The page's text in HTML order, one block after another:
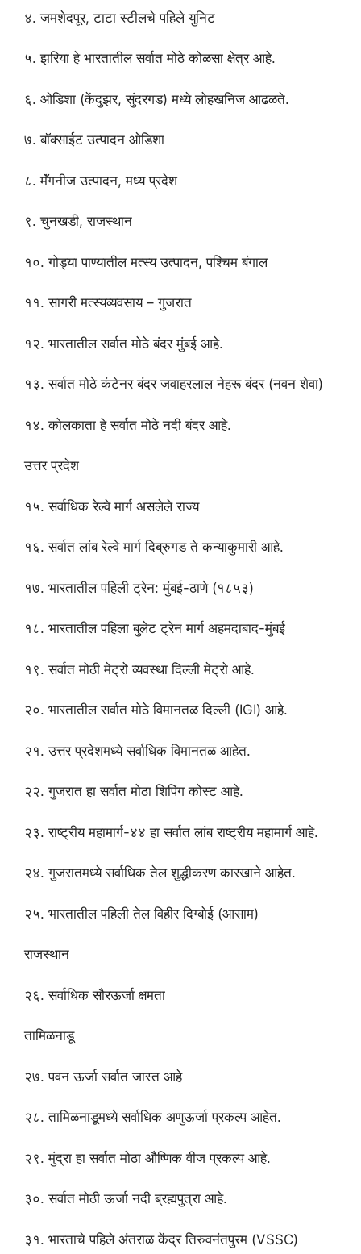
४. जमशेदपूर, टाटा स्टीलचे पहिले युनिट
५. झरिया हे भारतातील सर्वात मोठे कोळसा क्षेत्र आहे.
६. ओडिशा (केंदुझर, सुंदरगड) मध्ये लोहखनिज आढळते.
७. बॉक्साईट उत्पादन ओडिशा
८. मॅंगनीज उत्पादन, मध्य प्रदेश
९. चुनखडी, राजस्थान
१०. गोड्या पाण्यातील मत्स्य उत्पादन, पश्चिम बंगाल
११. सागरी मत्स्यव्यवसाय – गुजरात
१२. भारतातील सर्वात मोठे बंदर मुंबई आहे.
१३. सर्वात मोठे कंटेनर बंदर जवाहरलाल नेहरू बंदर (नवन शेवा)
१४. कोलकाता हे सर्वात मोठे नदी बंदर आहे.
उत्तर प्रदेश
१५. सर्वाधिक रेल्वे मार्ग असलेले राज्य
१६. सर्वात लांब रेल्वे मार्ग दिब्रुगड ते कन्याकुमारी आहे.
१७. भारतातील पहिली ट्रेन: मुंबई-ठाणे (१८५३)
१८. भारतातील पहिला बुलेट ट्रेन मार्ग अहमदाबाद-मुंबई
१९. सर्वात मोठी मेट्रो व्यवस्था दिल्ली मेट्रो आहे.
२०. भारतातील सर्वात मोठे विमानतळ दिल्ली (IGI) आहे.
२१. उत्तर प्रदेशमध्ये सर्वाधिक विमानतळ आहेत.
२२. गुजरात हा सर्वात मोठा शिपिंग कोस्ट आहे.
२३. राष्ट्रीय महामार्ग-४४ हा सर्वात लांब राष्ट्रीय महामार्ग आहे.
२४. गुजरातमध्ये सर्वाधिक तेल शुद्धीकरण कारखाने आहेत.
२५. भारतातील पहिली तेल विहीर दिग्बोई (आसाम)
राजस्थान
२६. सर्वाधिक सौरऊर्जा क्षमता
तामिळनाडू
२७. पवन ऊर्जा सर्वात जास्त आहे
२८. तामिळनाडूमध्ये सर्वाधिक अणुऊर्जा प्रकल्प आहेत.
२९. मुंद्रा हा सर्वात मोठा औष्णिक वीज प्रकल्प आहे.
३०. सर्वात मोठी ऊर्जा नदी ब्रह्मपुत्रा आहे.
३१. भारताचे पहिले अंतराळ केंद्र तिरुवनंतपुरम (VSSC)